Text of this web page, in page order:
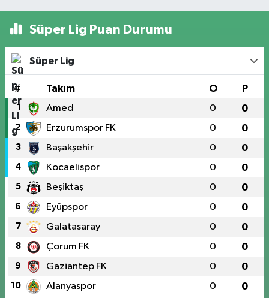
Süper Lig Puan Durumu
Süper Lig
# Takım O P
1 Amed 0 0
2 Erzurumspor FK 0 0
3 Başakşehir 0 0
4 Kocaelispor 0 0
5 Beşiktaş 0 0
6 Eyüpspor 0 0
7 Galatasaray 0 0
8 Çorum FK 0 0
9 Gaziantep FK 0 0
10 Alanyaspor 0 0